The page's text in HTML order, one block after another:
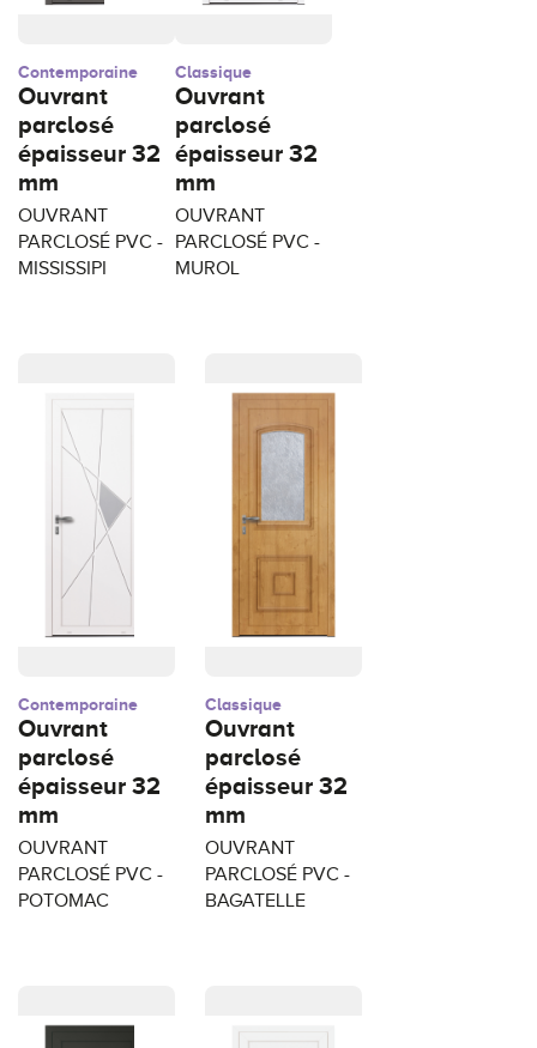
Contemporaine
Ouvrant
parclosé
épaisseur 32
mm
OUVRANT
PARCLOSÉ PVC -
MISSISSIPI
Classique
Ouvrant
parclosé
épaisseur 32
mm
OUVRANT
PARCLOSÉ PVC -
MUROL
Contemporaine
Ouvrant
parclosé
épaisseur 32
mm
OUVRANT
PARCLOSÉ PVC -
POTOMAC
Classique
Ouvrant
parclosé
épaisseur 32
mm
OUVRANT
PARCLOSÉ PVC -
BAGATELLE